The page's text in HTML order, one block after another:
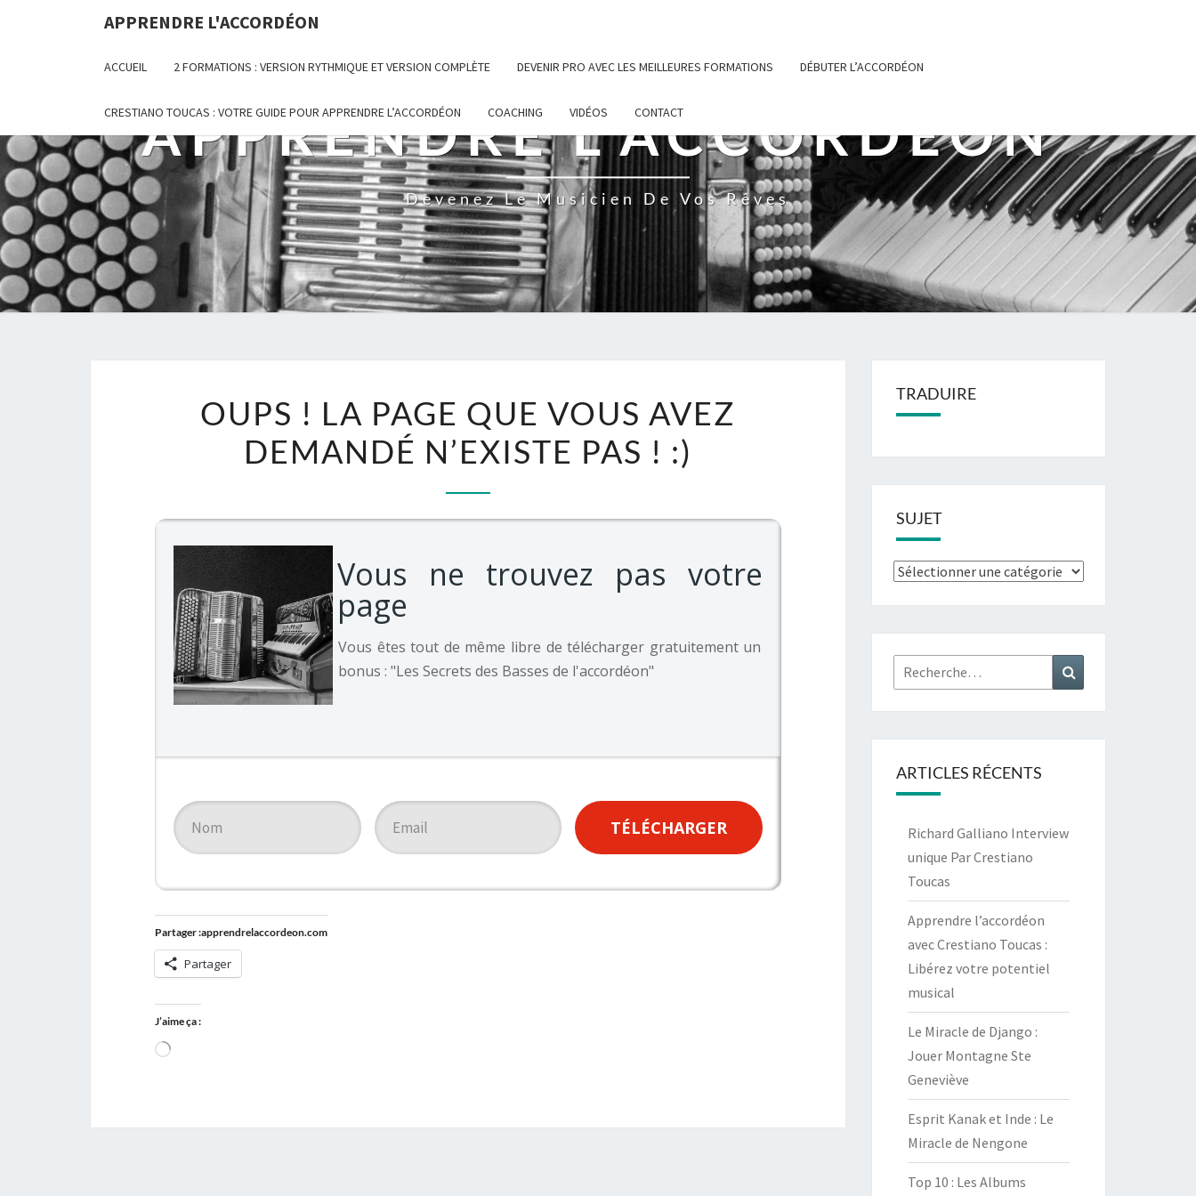
APPRENDRE L'ACCORDÉON
ACCUEIL 2 FORMATIONS : VERSION RYTHMIQUE ET VERSION COMPLÈTE DEVENIR PRO AVEC LES MEILLEURES FORMATIONS DÉBUTER L’ACCORDÉON
CRESTIANO TOUCAS : VOTRE GUIDE POUR APPRENDRE L’ACCORDÉON COACHING VIDÉOS CONTACT
APPRENDRE L'ACCORDÉON
Devenez Le Musicien De Vos Rêves
!
LA
PAGE
QUE
VOUS
DEMANDÉ
!
:)
OUPS ! LA PAGE QUE VOUS AVEZ
DEMANDÉ N’EXISTE PAS ! :)
Vous ne trouvez pas votre
page
Vous êtes tout de même libre de télécharger gratuitement un
bonus : "Les Secrets des Basses de l'accordéon"
TÉLÉCHARGER
Partager :apprendrelaccordeon.com
Partager
J’aime ça :
Chargement…
TRADUIRE
SUJET
Sujet
Rechercher :
ARTICLES RÉCENTS
Richard Galliano Interview
unique Par Crestiano
Toucas
Apprendre l’accordéon
avec Crestiano Toucas :
Libérez votre potentiel
musical
Le Miracle de Django :
Jouer Montagne Ste
Geneviève
Esprit Kanak et Inde : Le
Miracle de Nengone
Top 10 : Les Albums